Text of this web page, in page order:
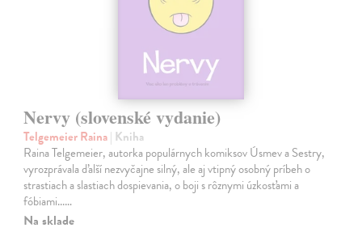
Nervy (slovenské vydanie)
Telgemeier Raina| Kniha
Raina Telgemeier, autorka populárnych komiksov Úsmev a Sestry,
vyrozprávala ďalší nezvyčajne silný, ale aj vtipný osobný príbeh o
strastiach a slastiach dospievania, o boji s rôznymi úzkosťami a
fóbiami...…
Na sklade